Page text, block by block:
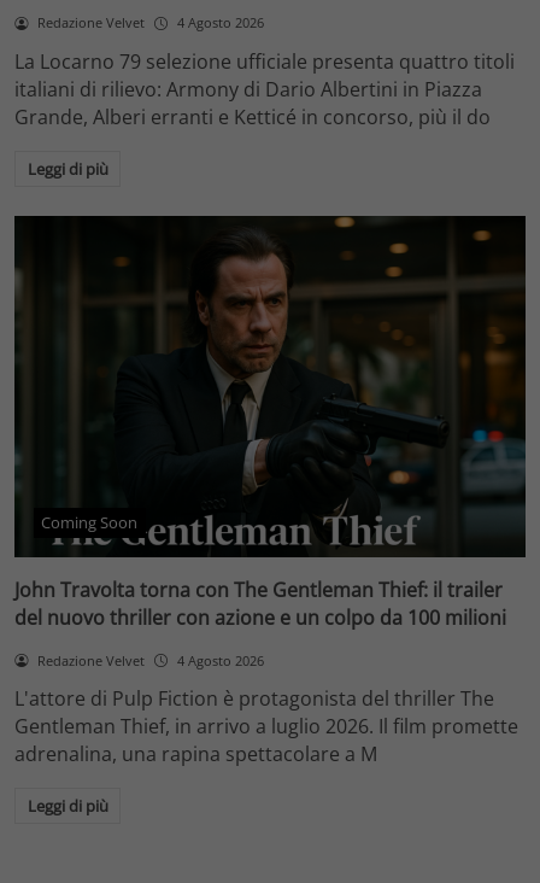
Redazione Velvet 4 Agosto 2026
La Locarno 79 selezione ufficiale presenta quattro titoli
italiani di rilievo: Armony di Dario Albertini in Piazza
Grande, Alberi erranti e Ketticé in concorso, più il do
Leggi di più
Coming Soon
John Travolta torna con The Gentleman Thief: il trailer
del nuovo thriller con azione e un colpo da 100 milioni
Redazione Velvet 4 Agosto 2026
L'attore di Pulp Fiction è protagonista del thriller The
Gentleman Thief, in arrivo a luglio 2026. Il film promette
adrenalina, una rapina spettacolare a M
Leggi di più